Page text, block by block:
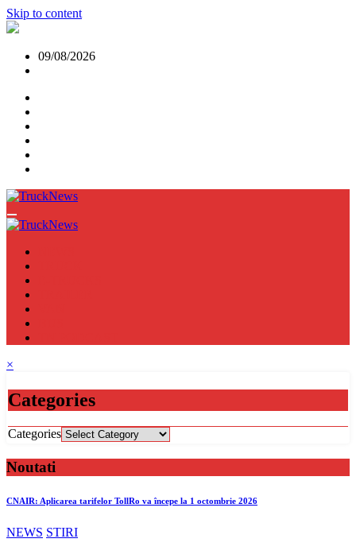
Skip to content
09/08/2026
×
Categories
Categories
Noutati
CNAIR: Aplicarea tarifelor TollRo va începe la 1 octombrie 2026
NEWS STIRI